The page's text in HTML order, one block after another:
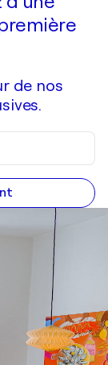
de nos